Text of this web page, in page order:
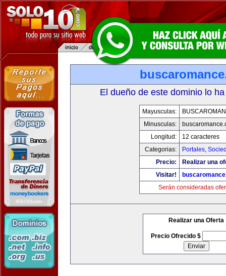
El dueño de este dominio lo
Mayusculas:
Minusculas:
Longitud:
12 caracteres
Categorias:
Portales,
Precio:
Realizar una
Visitar!
Serán consideradas
Realizar una Oferta
Precio Ofrecido $